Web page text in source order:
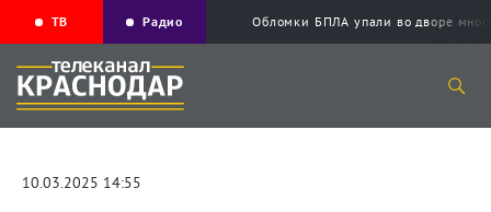
ТВ Радио Обломки БПЛА упали во дворе
10.03.2025 14:55